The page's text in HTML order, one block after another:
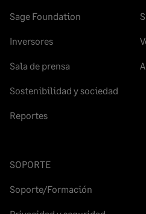
Sage Foundation
Inversores
Sala de prensa
Sostenibilidad y sociedad
Reportes
SOPORTE
Soporte/Formación